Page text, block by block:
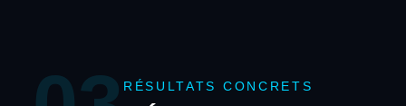
RÉSULTATS CONCRETS